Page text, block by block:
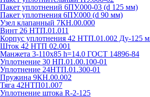
Пакет уплотнений 6ПУ.000-03 (d 125 мм)
Пакет уплотнения 6ПУ.000 (d 90 мм)
Узел клапанный 7КН.00.000
Винт 26 НТП.01.011
Корпус уплотнения 42 НТП.01.002 Ду-125
Шток 42 НТП 02.001
Манжета 3-110х85 h=14.0 ГОСТ 14896-84
Уплотнение 30 НП.01.00.100-01
Уплотнение 24НТП.01.300-01
Пружина 9КН.00.002
Тяга 42НТП01.007
Уплотнение штока R-2-125